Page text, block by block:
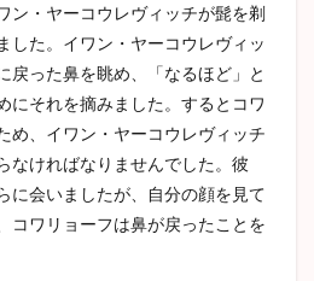
ン・ヤーコウレヴィッチが髭を剃
した。イワン・ヤーコウレヴィッ
戻った鼻を眺め、「なるほど」と
にそれを摘みました。するとコワ
め、イワン・ヤーコウレヴィッチ
なければなりませんでした。彼
に会いましたが、自分の顔を見て
コワリョーフは鼻が戻ったことを